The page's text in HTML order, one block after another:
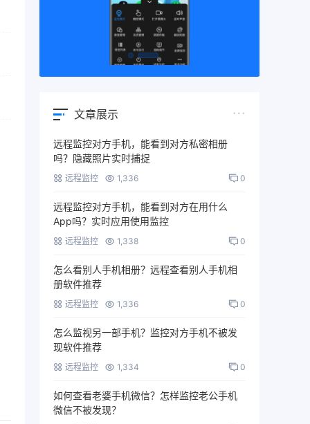
文章展示
远程监控对方手机，能看到对方私密相册
吗？隐藏照片实时捕捉
远程监控 1,336 0
远程监控对方手机，能看到对方在用什么
App吗？实时应用使用监控
远程监控 1,338 0
怎么看别人手机相册？远程查看别人手机相
册软件推荐
远程监控 1,336 0
怎么监视另一部手机？监控对方手机不被发
现软件推荐
远程监控 1,334 0
如何查看老婆手机微信？怎样监控老公手机
微信不被发现？